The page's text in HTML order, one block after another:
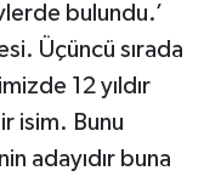
bulundu.’
Üçüncü sırada
12 yıldır
isim. Bunu
adayıdır buna